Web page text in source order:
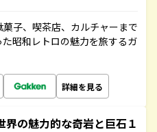
子、喫茶店、カルチャーまで
昭和レトロの魅力を旅するガ
詳細を見る
の魅力的な奇岩と巨石１